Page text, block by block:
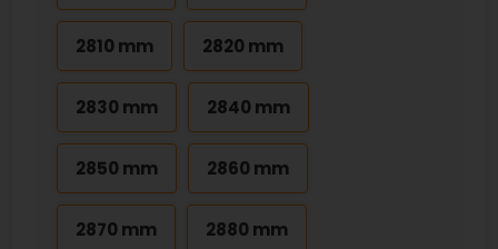
2810 mm 2820 mm
2830 mm 2840 mm
2850 mm 2860 mm
2870 mm 2880 mm